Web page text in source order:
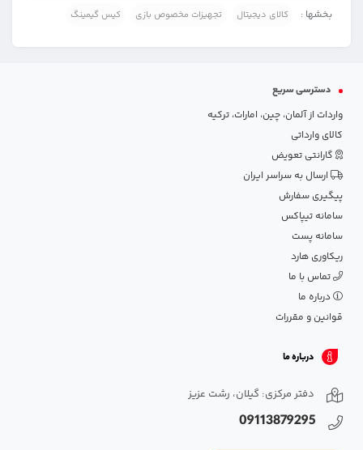
بخشها : کالای دیجیتال تجهیزات مخصوص بازی کیس گیمینگ
دسترسی سریع
واردات از آلمان، چین، امارات، ترکیه
کالای وارداتی
گارانتی تعویض
ارسال به سراسر ایران
پیگیری سفارش
سامانه تیپاکس
سامانه پست
ریکاوری هارد
تماس با ما
درباره ما
قوانین و مقررات
درباره ما
دفتر مرکزی: گیلان، رشت عزیز
09113879295